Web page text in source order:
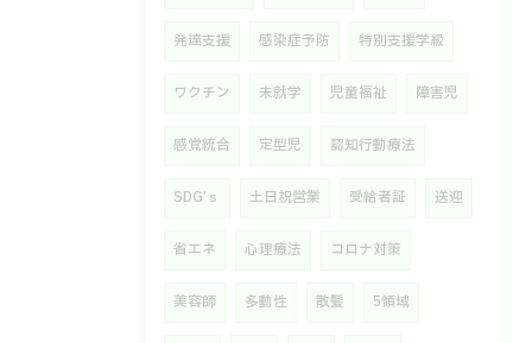
発達支援 感染症予防 特別支援学級
ワクチン 未就学 児童福祉 障害児
感覚統合 定型児 認知行動療法
SDG’ｓ 土日祝営業 受給者証 送迎
省エネ 心理療法 コロナ対策
美容師 多動性 散髪 5領域